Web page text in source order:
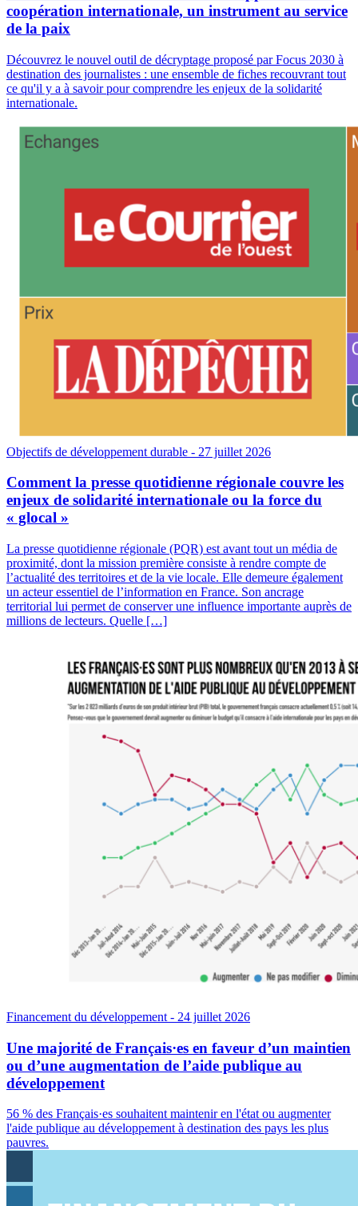
coopération internationale, un instrument au service
de la paix
Découvrez le nouvel outil de décryptage proposé par Focus 2030 à
destination des journalistes : une ensemble de fiches recouvrant tout
ce qu'il y a à savoir pour comprendre les enjeux de la solidarité
internationale.
Objectifs de développement durable - 27 juillet 2026
Comment la presse quotidienne régionale couvre les
enjeux de solidarité internationale ou la force du
« glocal »
La presse quotidienne régionale (PQR) est avant tout un média de
proximité, dont la mission première consiste à rendre compte de
l’actualité des territoires et de la vie locale. Elle demeure également
un acteur essentiel de l’information en France. Son ancrage
territorial lui permet de conserver une influence importante auprès de
millions de lecteurs. Quelle […]
Financement du développement - 24 juillet 2026
Une majorité de Français·es en faveur d’un maintien
ou d’une augmentation de l’aide publique au
développement
56 % des Français·es souhaitent maintenir en l'état ou augmenter
l'aide publique au développement à destination des pays les plus
pauvres.